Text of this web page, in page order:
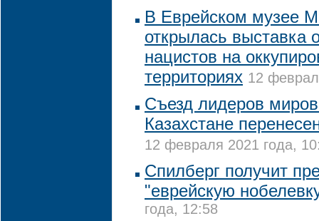
В Еврейском музее
открылась выставка
нацистов на
территориях 12
Съезд лидеров
Казахстане
12 февраля 2021 года,
Спилберг получит
"еврейскую
года, 12:58